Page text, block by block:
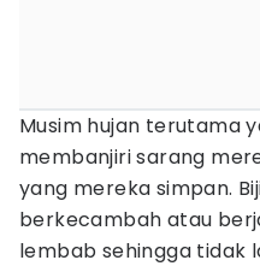
Musim hujan terutama
membanjiri sarang
yang mereka simpan.
berkecambah atau
lembab sehingga tidak